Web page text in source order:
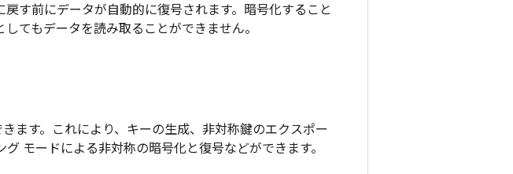
す前にデータが自動的に復号されます。暗号化すること
てもデータを読み取ることができません。
ます。これにより、キーの生成、非対称鍵のエクスポー
モードによる非対称の暗号化と復号などができます。